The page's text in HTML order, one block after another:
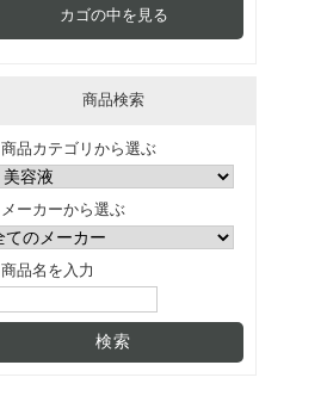
カゴの中を見る
商品検索
商品カテゴリから選ぶ
メーカーから選ぶ
商品名を入力